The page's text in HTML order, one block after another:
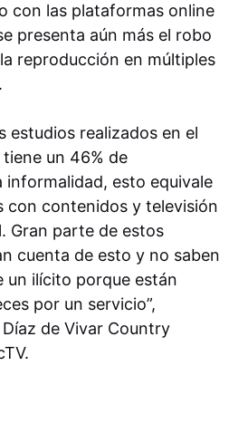
con las plataformas online
presenta aún más el robo
reproducción en múltiples
estudios realizados en el
un 46% de
informalidad, esto equivale
con contenidos y televisión
Gran parte de estos
cuenta de esto y no saben
un ilícito porque están
por un servicio”,
de Vivar Country